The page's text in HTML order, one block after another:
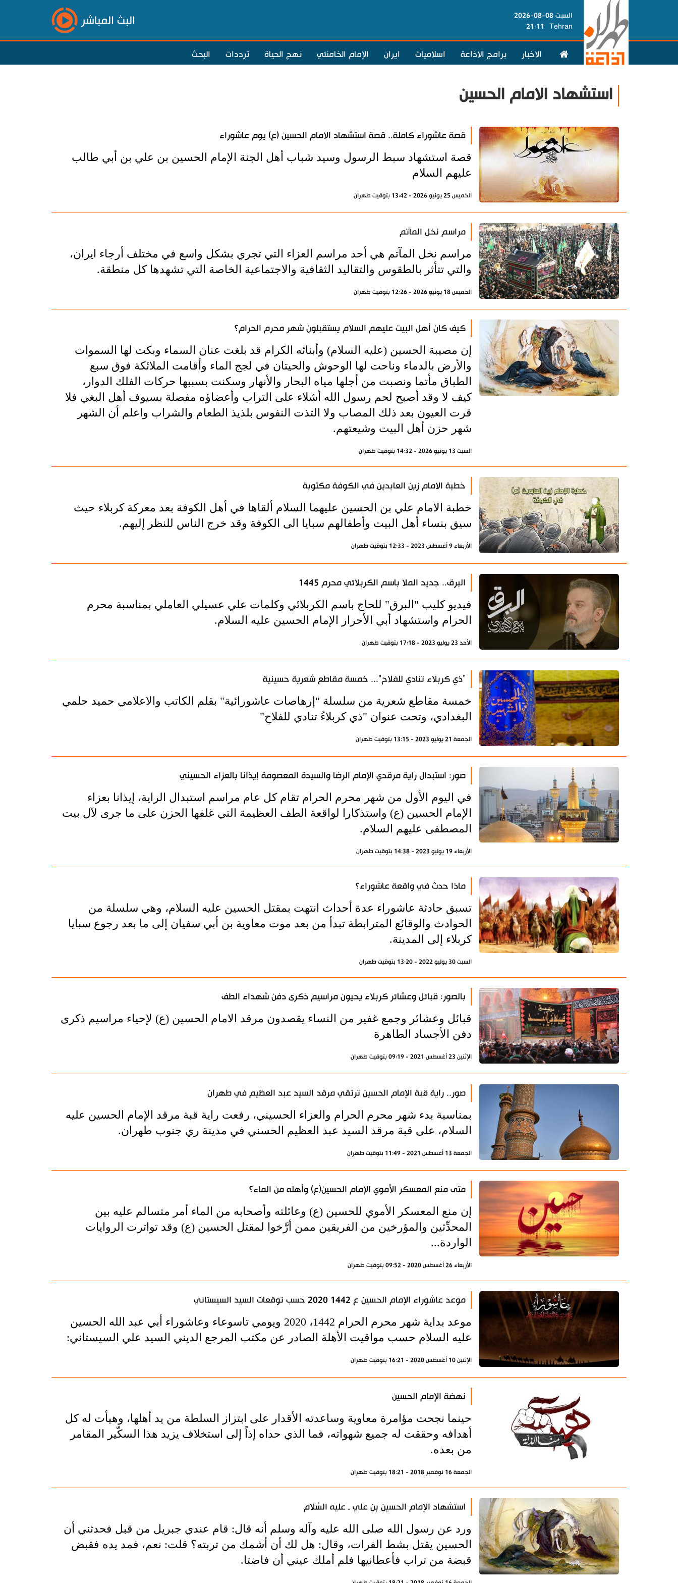
السبت 08-08-2026
Tehran
21:11 البث المباشر
الاخبار برامج الاذاعة اسلاميات ايران الإمام الخامنئي نهج الحياة ترددات البحث
استشهاد الامام الحسين
قصة عاشوراء كاملة.. قصة استشهاد الامام الحسين (ع) يوم عاشوراء
قصة استشهاد سبط الرسول وسيد شباب أهل الجنة الإمام الحسين بن علي بن أبي طالب
عليهم السلام
الخميس 25 يونيو 2026 - 13:42 بتوقيت طهران
مراسم نخل المآتم
مراسم نخل المآتم هي أحد مراسم العزاء التي تجري بشكل واسع في مختلف أرجاء ايران،
والتي تتأثر بالطقوس والتقاليد الثقافية والاجتماعية الخاصة التي تشهدها كل منطقة.
الخميس 18 يونيو 2026 - 12:26 بتوقيت طهران
كيف كان أهل البيت عليهم السلام يستقبلون شهر محرم الحرام؟
إن مصيبة الحسين (عليه السلام) وأبنائه الكرام قد بلغت عنان السماء وبكت لها السموات
والأرض بالدماء وناحت لها الوحوش والحيتان في لجج الماء وأقامت الملائكة فوق سبع
الطباق مأتما ونصبت من أجلها مياه البحار والأنهار وسكنت بسببها حركات الفلك الدوار،
كيف لا وقد أصبح لحم رسول الله أشلاء على التراب وأعضاؤه مفصلة بسيوف أهل البغي فلا
قرت العيون بعد ذلك المصاب ولا التذت النفوس بلذيذ الطعام والشراب واعلم أن الشهر
شهر حزن أهل البيت وشيعتهم.
السبت 13 يونيو 2026 - 14:32 بتوقيت طهران
خطبة الامام زين العابدين في الكوفة مكتوبة
خطبة الامام علي بن الحسين عليهما السلام ألقاها في أهل الكوفة بعد معركة كربلاء حيث
سيق بنساء أهل البيت وأطفالهم سبايا الى الكوفة وقد خرج الناس للنظر إليهم.
الأربعاء 9 أغسطس 2023 - 12:33 بتوقيت طهران
البرق.. جديد الملا باسم الكربلائي محرم 1445
فيديو كليب "البرق" للحاج باسم الكربلائي وكلمات علي عسيلي العاملي بمناسبة محرم
الحرام واستشهاد أبي الأحرار الإمام الحسين عليه السلام.
الأحد 23 يوليو 2023 - 17:18 بتوقيت طهران
"ذي كربلاء تنادي للفلاح"... خمسة مقاطع شعرية حسينية
خمسة مقاطع شعرية من سلسلة "إرهاصات عاشورائية" بقلم الكاتب والاعلامي حميد حلمي
البغدادي، وتحت عنوان "ذي كربلاءُ تنادي للفلاحِ"
الجمعة 21 يوليو 2023 - 13:15 بتوقيت طهران
صور: استبدال راية مرقدي الإمام الرضا والسيدة المعصومة إيذانا بالعزاء الحسيني
في اليوم الأول من شهر محرم الحرام تقام كل عام مراسم استبدال الراية، إيذانا بعزاء
الإمام الحسين (ع) واستذكارا لواقعة الطف العظيمة التي غلفها الحزن على ما جرى لآل بيت
المصطفى عليهم السلام.
الأربعاء 19 يوليو 2023 - 14:38 بتوقيت طهران
ماذا حدث في واقعة عاشوراء؟
تسبق حادثة عاشوراء عدة أحداث انتهت بمقتل الحسين عليه السلام، وهي سلسلة من
الحوادث والوقائع المترابطة تبدأ من بعد موت معاوية بن أبي سفيان إلى ما بعد رجوع سبايا
كربلاء إلى المدينة.
السبت 30 يوليو 2022 - 13:20 بتوقيت طهران
بالصور: قبائل وعشائر كربلاء يحيون مراسيم ذكرى دفن شهداء الطف
قبائل وعشائر وجمع غفير من النساء يقصدون مرقد الامام الحسين (ع) لإحياء مراسيم ذكرى
دفن الأجساد الطاهرة
الإثنين 23 أغسطس 2021 - 09:19 بتوقيت طهران
صور.. راية قبة الإمام الحسين ترتقي مرقد السيد عبد العظيم في طهران
بمناسبة بدء شهر محرم الحرام والعزاء الحسيني، رفعت راية قبة مرقد الإمام الحسين عليه
السلام، على قبة مرقد السيد عبد العظيم الحسني في مدينة ري جنوب طهران.
الجمعة 13 أغسطس 2021 - 11:49 بتوقيت طهران
متى منع المعسكر الأموي الإمام الحسين(ع) وأهله من الماء؟
إن منع المعسكر الأموي للحسين (ع) وعائلته وأصحابه من الماء أمر متسالم عليه بين
المحدِّثين والمؤرخين من الفريقين ممن أرَّخوا لمقتل الحسين (ع) وقد تواترت الروايات
الواردة...
الأربعاء 26 أغسطس 2020 - 09:52 بتوقيت طهران
موعد عاشوراء الإمام الحسين ع 1442 2020 حسب توقعات السيد السيستاني
موعد بداية شهر محرم الحرام 1442، 2020 ويومي تاسوعاء وعاشوراء أبي عبد الله الحسين
عليه السلام حسب مواقيت الأهلة الصادر عن مكتب المرجع الديني السيد علي السيستاني:
الإثنين 10 أغسطس 2020 - 16:21 بتوقيت طهران
نهضة الإمام الحسين
حينما نجحت مؤامرة معاوية وساعدته الأقدار على ابتزاز السلطة من يد أهلها، وهيأت له كل
أهدافه وحققت له جميع شهواته، فما الذي حداه إذاً إلى استخلاف يزيد هذا السكّير المقامر
من بعده.
الجمعة 16 نوفمبر 2018 - 18:21 بتوقيت طهران
استشهاد الإمام الحسين بن علي ـ عليه السَّلام
ورد عن رسول الله صلى الله عليه وآله وسلم أنه قال: قام عندي جبريل من قبل فحدثني أن
الحسين يقتل بشط الفرات، وقال: هل لك أن أشمك من تربته؟ قلت: نعم، فمد يده فقبض
قبضة من تراب فأعطانيها فلم أملك عيني أن فاضتا.